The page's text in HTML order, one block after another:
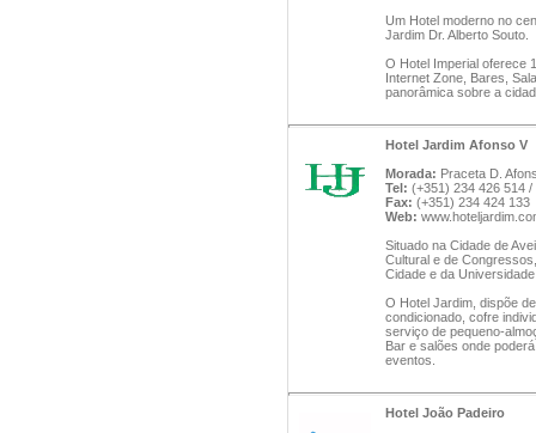
Um Hotel moderno no
Jardim Dr. Alberto Souto.
O Hotel Imperial oferece
Internet Zone, Bares,
panorâmica sobre a
Hotel Jardim Afonso V
Morada: Praceta D.
Tel: (+351) 234 426 514
Fax: (+351) 234 424 133
Web:
Situado na Cidade de
Cultural e de
Cidade e da
O Hotel Jardim, dispõe
condicionado, cofre
serviço de pequeno-
Bar e salões onde
eventos.
Hotel João Padeiro